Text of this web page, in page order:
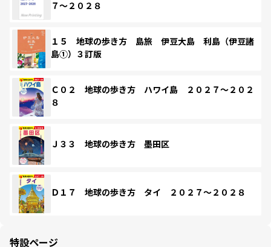
７～２０２８
１５ 地球の歩き方 島旅 伊豆大島 利島（伊豆諸
島①）３訂版
Ｃ０２ 地球の歩き方 ハワイ島 ２０２７～２０２
８
Ｊ３３ 地球の歩き方 墨田区
Ｄ１７ 地球の歩き方 タイ ２０２７～２０２８
特設ページ